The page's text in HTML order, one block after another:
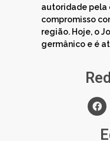
autoridade pela
compromisso
região. Hoje, o
germânico e é